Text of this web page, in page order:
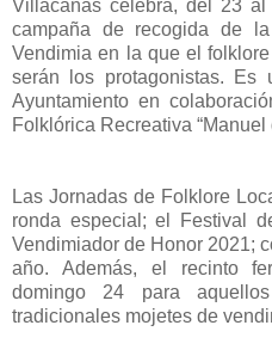
Villacañas celebra, del 23
campaña de recogida de
Vendimia en la que el
serán los protagonistas. Es
Ayuntamiento en
Folklórica Recreativa “Manuel
Las Jornadas de Folklore
ronda especial; el Festival
Vendimiador de Honor 2021;
año. Además, el recinto
domingo 24 para
tradicionales mojetes de